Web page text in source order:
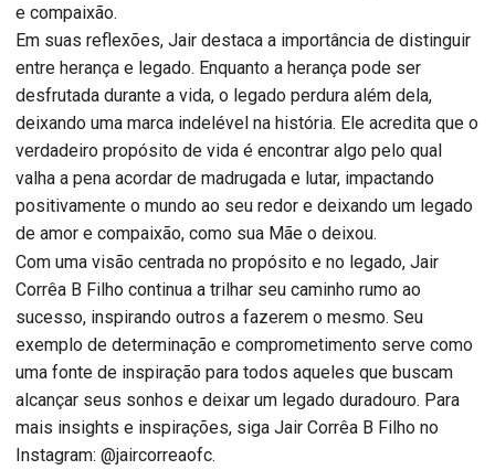
e compaixão.
Em suas reflexões, Jair destaca a importância de distinguir
entre herança e legado. Enquanto a herança pode ser
desfrutada durante a vida, o legado perdura além dela,
deixando uma marca indelével na história. Ele acredita que o
verdadeiro propósito de vida é encontrar algo pelo qual
valha a pena acordar de madrugada e lutar, impactando
positivamente o mundo ao seu redor e deixando um legado
de amor e compaixão, como sua Mãe o deixou.
Com uma visão centrada no propósito e no legado, Jair
Corrêa B Filho continua a trilhar seu caminho rumo ao
sucesso, inspirando outros a fazerem o mesmo. Seu
exemplo de determinação e comprometimento serve como
uma fonte de inspiração para todos aqueles que buscam
alcançar seus sonhos e deixar um legado duradouro. Para
mais insights e inspirações, siga Jair Corrêa B Filho no
Instagram: @jaircorreaofc.